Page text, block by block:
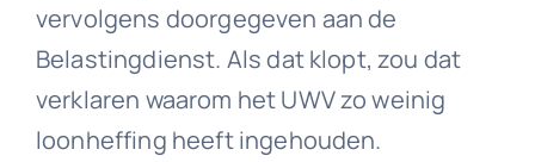
vervolgens doorgegeven aan de
Belastingdienst. Als dat klopt, zou dat
verklaren waarom het UWV zo weinig
loonheffing heeft ingehouden.